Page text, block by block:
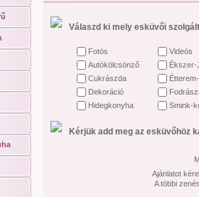
Válaszd ki mely esküvői
Fotós
Videós
Autókölcsönző
Ékszer-
Cukrászda
Dekoráció
Hidegkonyha
Smink-
Kérjük add meg az esküvőhöz
Ajánlatot
A többi